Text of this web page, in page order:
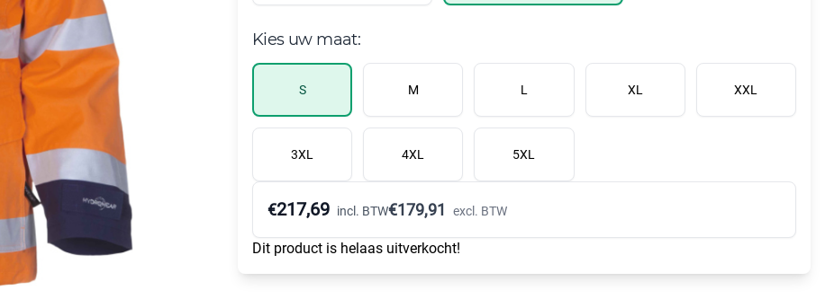
Kies uw maat:
S M L XL XXL
3XL 4XL 5XL
€217,69 incl. BTW€179,91 excl. BTW
Dit product is helaas uitverkocht!